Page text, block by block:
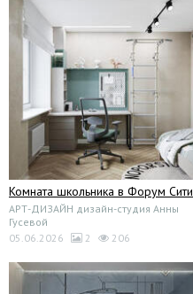
Комната школьника в Форум Сити
АРТ-ДИЗАЙН дизайн-студия Анны
Гусевой
05.06.2026
2 206